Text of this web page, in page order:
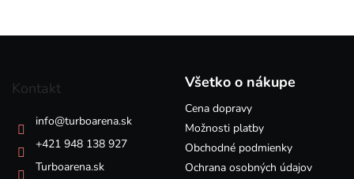
c
Kontakt
info@turboarena.sk
+421 948 138 927
Turboarena.sk
Všetko o nákupe
Cena dopravy
Možnosti platby
Obchodné podmienky
Ochrana osobných údajov